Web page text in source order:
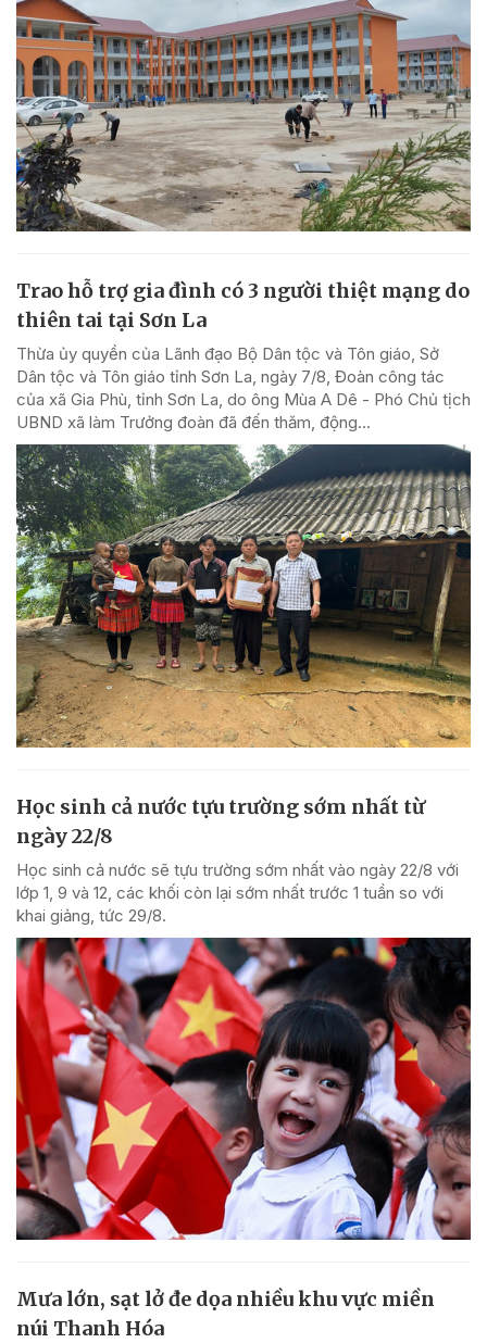
Trao hỗ trợ gia đình có 3 người thiệt mạng do
thiên tai tại Sơn La
Thừa ủy quyền của Lãnh đạo Bộ Dân tộc và Tôn giáo, Sở
Dân tộc và Tôn giáo tỉnh Sơn La, ngày 7/8, Đoàn công tác
của xã Gia Phù, tỉnh Sơn La, do ông Mùa A Dê - Phó Chủ tịch
UBND xã làm Trưởng đoàn đã đến thăm, động...
Học sinh cả nước tựu trường sớm nhất từ
ngày 22/8
Học sinh cả nước sẽ tựu trường sớm nhất vào ngày 22/8 với
lớp 1, 9 và 12, các khối còn lại sớm nhất trước 1 tuần so với
khai giảng, tức 29/8.
Mưa lớn, sạt lở đe dọa nhiều khu vực miền
núi Thanh Hóa